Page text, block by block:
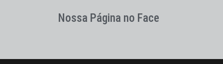
Nossa Página no Face